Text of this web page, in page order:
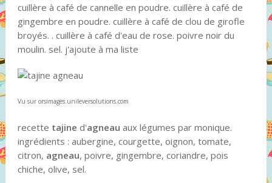
cuillère à café de cannelle en poudre. cuillère à café de
gingembre en poudre. cuillère à café de clou de girofle
broyés. . cuillère à café d'eau de rose. poivre noir du
moulin. sel. j'ajoute à ma liste
Vu sur orsimages.unileversolutions.com
recette tajine d'agneau aux légumes par monique.
ingrédients : aubergine, courgette, oignon, tomate,
citron, agneau, poivre, gingembre, coriandre, pois
chiche, olive, sel.